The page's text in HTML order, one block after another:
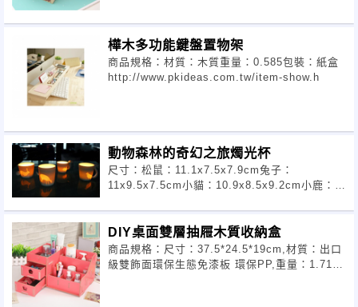
樺木多功能鍵盤置物架
商品規格：材質：木質重量：0.585包裝：紙盒
http://www.pkideas.com.tw/item-show.h
動物森林的奇幻之旅燭光杯
尺寸：松鼠：11.1x7.5x7.9cm兔子：
11x9.5x7.5cm小貓：10.9x8.5x9.2cm小鹿：
DIY桌面雙層抽屜木質收納盒
商品規格：尺寸：37.5*24.5*19cm,材質：出口
級雙飾面環保生態免漆板 環保PP,重量：1.713,